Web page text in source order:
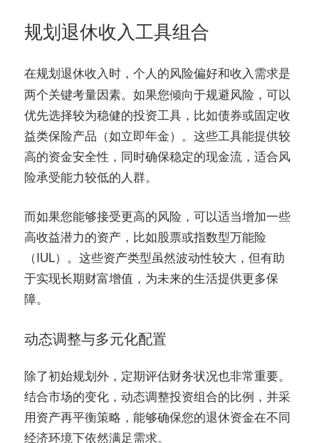
规划退休收入工具组合
在规划退休收入时，个人的风险偏好和收入需求是
两个关键考量因素。如果您倾向于规避风险，可以
优先选择较为稳健的投资工具，比如债券或固定收
益类保险产品（如立即年金）。这些工具能提供较
高的资金安全性，同时确保稳定的现金流，适合风
险承受能力较低的人群。
而如果您能够接受更高的风险，可以适当增加一些
高收益潜力的资产，比如股票或指数型万能险
（IUL）。这些资产类型虽然波动性较大，但有助
于实现长期财富增值，为未来的生活提供更多保
障。
动态调整与多元化配置
除了初始规划外，定期评估财务状况也非常重要。
结合市场的变化，动态调整投资组合的比例，并采
用资产再平衡策略，能够确保您的退休资金在不同
经济环境下依然满足需求。